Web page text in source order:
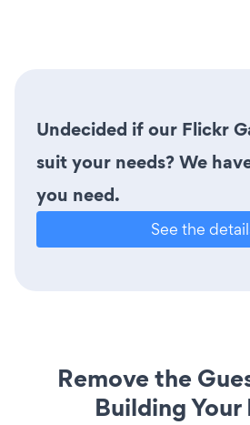
Undecided if our Flickr
suit your needs? We
you need.
See the
Remove the
Building Your